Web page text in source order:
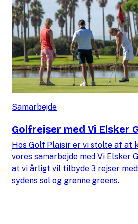
Samarbejde
Golfrejser med Vi Elsker
Hos Golf Plaisir er vi stolte af at
vores samarbejde med Vi Elsker
at vi årligt vil tilbyde 3 rejser
sydens sol og grønne greens.